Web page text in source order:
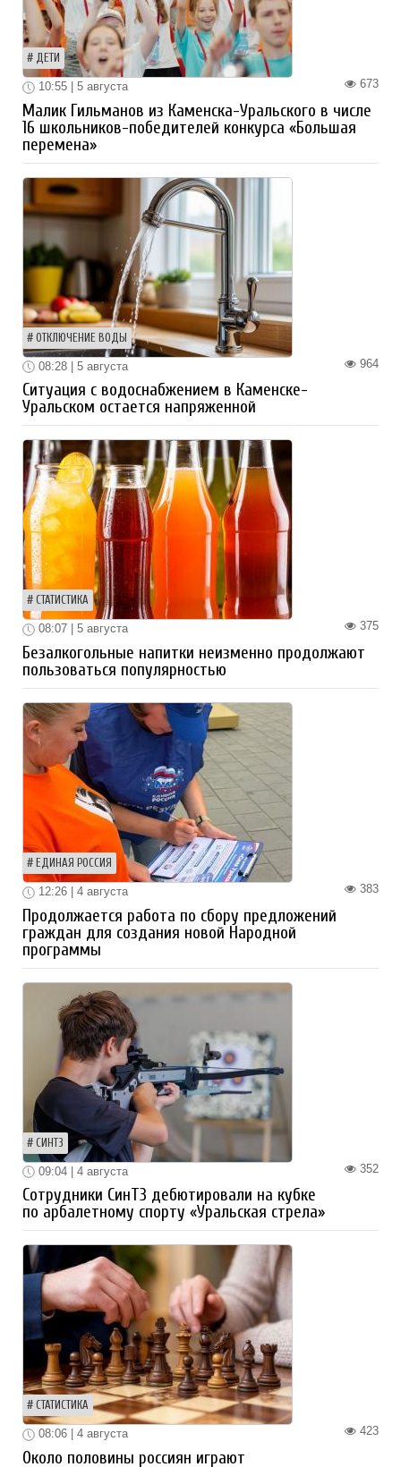
ДЕТИ
673
10:55 | 5 августа
Малик Гильманов из Каменска-Уральского в числе
16 школьников-победителей конкурса «Большая
перемена»
ОТКЛЮЧЕНИЕ ВОДЫ
964
08:28 | 5 августа
Ситуация с водоснабжением в Каменске-
Уральском остается напряженной
СТАТИСТИКА
375
08:07 | 5 августа
Безалкогольные напитки неизменно продолжают
пользоваться популярностью
ЕДИНАЯ РОССИЯ
383
12:26 | 4 августа
Продолжается работа по сбору предложений
граждан для создания новой Народной
программы
СИНТЗ
352
09:04 | 4 августа
Сотрудники СинТЗ дебютировали на кубке
по арбалетному спорту «Уральская стрела»
СТАТИСТИКА
423
08:06 | 4 августа
Около половины россиян играют